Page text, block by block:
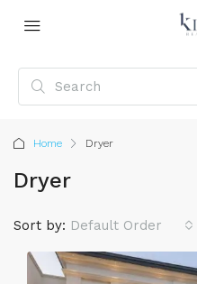
Home Dryer
Dryer
Sort by: Default Order